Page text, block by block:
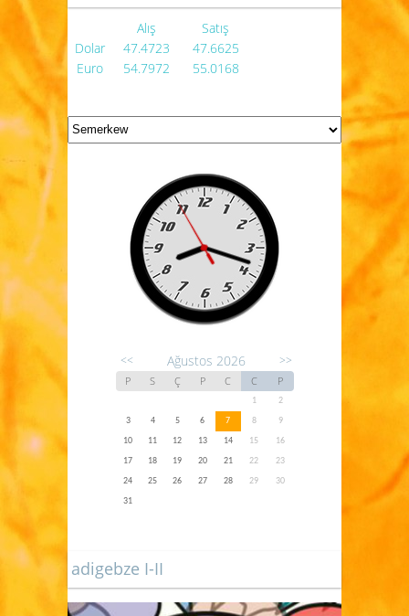
Alış
Satış
Dolar
47.4723
47.6625
Euro
54.7972 55.0168
<< Ağustos 2026 >>
P S Ç P C C P
1
2
3
4 5 6 7 8
9
10
11 12 13 14 15
16
17
18 19 20 21 22
23
24
25 26 27 28 29
30
31
adigebze I-II